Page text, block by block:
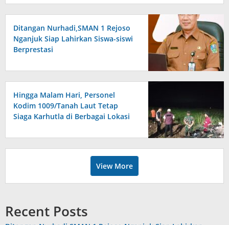
Ditangan Nurhadi,SMAN 1 Rejoso
Nganjuk Siap Lahirkan Siswa-siswi
Berprestasi
Hingga Malam Hari, Personel
Kodim 1009/Tanah Laut Tetap
Siaga Karhutla di Berbagai Lokasi
View More
Recent Posts